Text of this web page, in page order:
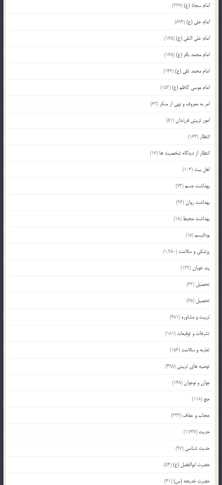
امام سجاد (ع)(227)
امام علی (ع)(894)
امام علی النقی (ع)(165)
امام محمد باقر (ع)(165)
امام محمد تقی (ع)(146)
امام موسی کاظم (ع)(152)
امر به معروف و نهی از منکر (63)
امور تربیتی فرزندان(51)
انتظار (164)
انتظار از دیدگاه شخصیت ها (17)
اهل بیت (104)
بهداشت جسم(73)
بهداشت روان(26)
بهداشت محیط (18)
بودائیسم(15)
پزشکی و سلامت (1,980)
پند خوبان(129)
تحصیل (62)
تحصیل (65)
تربیت و مشاوره (481)
تشرفات و توقیعات (181)
تغذیه و سلامت (156)
توصیه های تربیتی (498)
جوان و نوجوان(148)
حج (118)
حجاب و عفاف (333)
حدیث (1,737)
حدیث شناسی (97)
حضرت ابوالفضل (ع)(54)
حضرت خدیجه (س)(41)